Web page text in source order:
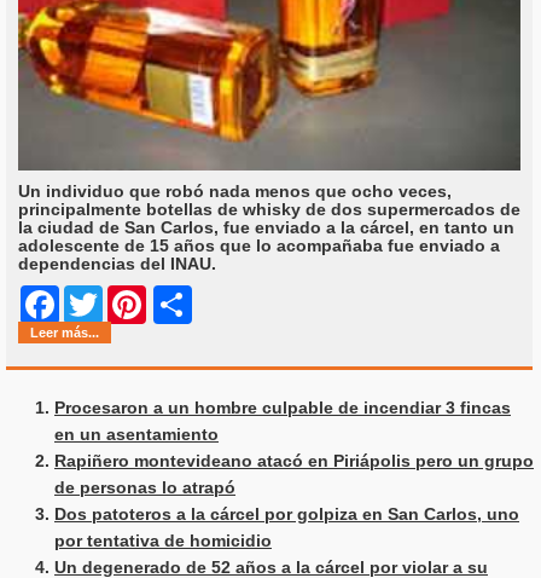
Un individuo que robó nada menos que ocho veces,
principalmente botellas de whisky de dos supermercados de
la ciudad de San Carlos, fue enviado a la cárcel, en tanto un
adolescente de 15 años que lo acompañaba fue enviado a
dependencias del INAU.
Facebook
Twitter Pinterest
Leer más...
Procesaron a un hombre culpable de incendiar 3 fincas
en un asentamiento
Rapiñero montevideano atacó en Piriápolis pero un grupo
de personas lo atrapó
Dos patoteros a la cárcel por golpiza en San Carlos, uno
por tentativa de homicidio
Un degenerado de 52 años a la cárcel por violar a su